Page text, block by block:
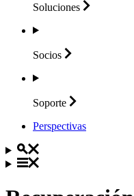
Soluciones
Socios
Soporte
Perspectivas